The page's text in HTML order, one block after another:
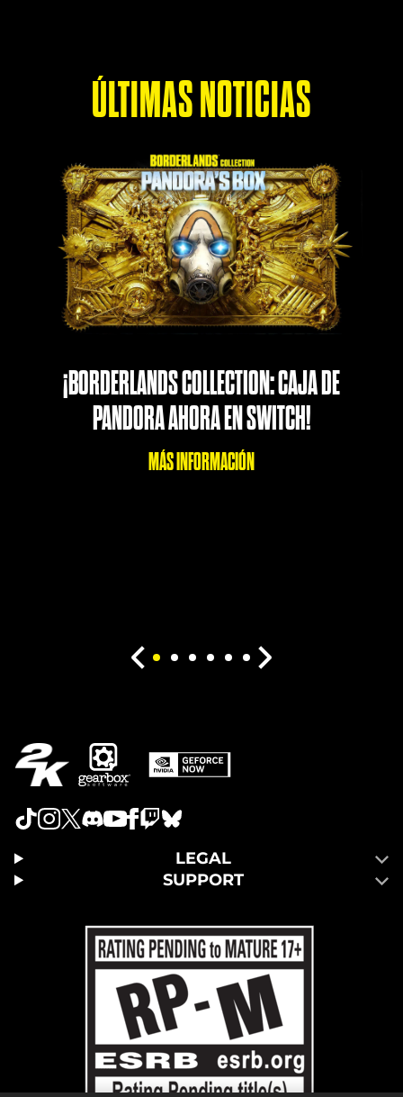
ÚLTIMAS NOTICIAS
¡BORDERLANDS COLLECTION: CAJA DE
PANDORA AHORA EN SWITCH!
MÁS INFORMACIÓN
LEGAL
SUPPORT